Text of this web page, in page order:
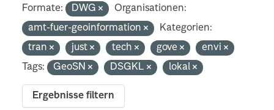
Formate: DWG
Organisationen:
amt-fuer-geoinformation
Kategorien:
tran
just tech gove
envi
Tags:
GeoSN DSGKL lokal
Ergebnisse filtern